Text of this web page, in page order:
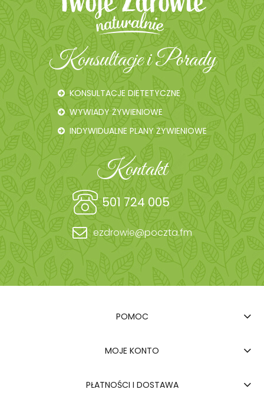
Konsultacje i Porady
KONSULTACJE DIETETYCZNE
WYWIADY ŻYWIENIOWE
INDYWIDUALNE PLANY ŻYWIENIOWE
Kontakt
501 724 005
ezdrowie@poczta.fm
POMOC
MOJE KONTO
PŁATNOŚCI I DOSTAWA